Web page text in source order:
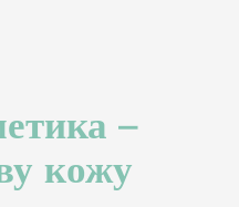
–
кожу